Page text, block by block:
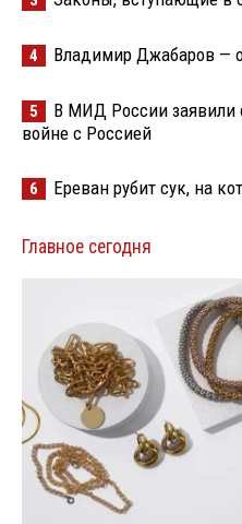
4 Владимир Джабаров —
5
В МИД России заявили
войне с Россией
6 Ереван рубит сук, на
Главное сегодня